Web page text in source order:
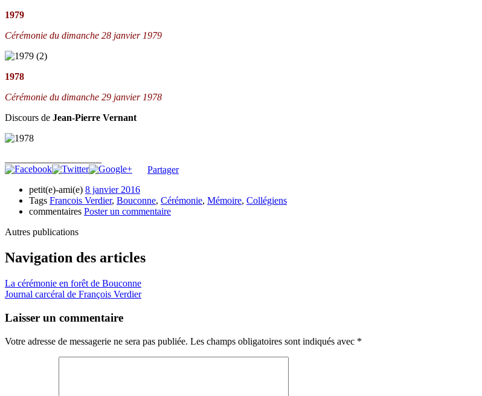
1979
Cérémonie du dimanche 28 janvier 1979
1978
Cérémonie du dimanche 29 janvier 1978
Discours de Jean-Pierre Vernant
Partager
petit(e)-ami(e) 8 janvier 2016
Tags Francois Verdier, Bouconne, Cérémonie, Mémoire, Collégiens
commentaires Poster un commentaire
Autres publications
Navigation des articles
La cérémonie en forêt de Bouconne
Journal carcéral de François Verdier
Laisser un commentaire
Votre adresse de messagerie ne sera pas publiée. Les champs obligatoires sont indiqués avec *